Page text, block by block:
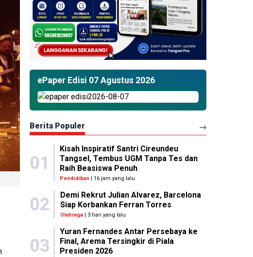
ePaper Edisi 07 Agustus 2026
Berita Populer
01
Kisah Inspiratif Santri Cireundeu
Tangsel, Tembus UGM Tanpa Tes dan
Raih Beasiswa Penuh
Pendidikan | 16 jam yang lalu
02
Demi Rekrut Julian Alvarez, Barcelona
Siap Korbankan Ferran Torres
Olahraga| 3 hari yang lalu
03
Yuran Fernandes Antar Persebaya ke
Final, Arema Tersingkir di Piala
Presiden 2026